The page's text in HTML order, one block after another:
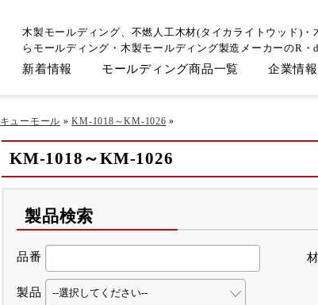
木製モールディング、不燃人工木材(タイカライトウッド)・
らモールディング・木製モールディング製造メーカーのR・
新着情報 モールディング商品一覧 企業情報
キューモール »KM-1018～KM-1026 »
KM-1018～KM-1026
製品検索
品番
製品